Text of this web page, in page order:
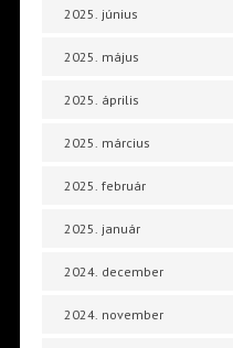
2025. június
2025. május
2025. április
2025. március
2025. február
2025. január
2024. december
2024. november